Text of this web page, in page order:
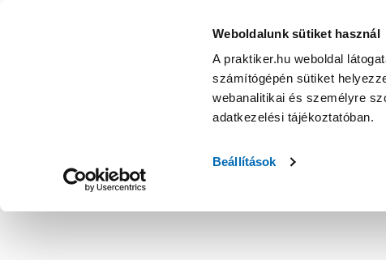
Weboldalunk sütiket használ
A praktiker.hu weboldal
számítógépén sütiket
webanalitikai és személyre
adatkezelési tájékoztatóban.
Beállítások